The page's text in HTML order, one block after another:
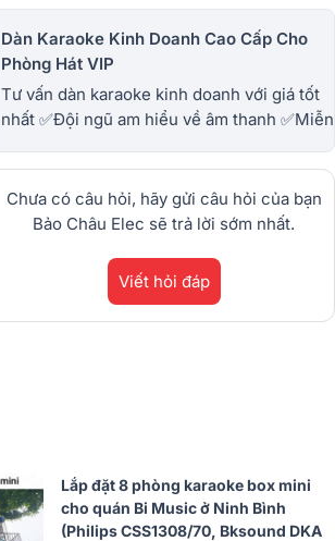
Dàn Karaoke Kinh Doanh Cao Cấp Cho
Phòng Hát VIP
Tư vấn dàn karaoke kinh doanh với giá tốt
nhất ✅Đội ngũ am hiểu về âm thanh ✅Miễn
thuật trọn đời. Hotline 1900.0255
Chưa có câu hỏi, hãy gửi câu hỏi của bạn
Bảo Châu Elec sẽ trả lời sớm nhất.
Viết hỏi đáp
Lắp đặt 8 phòng karaoke box mini
cho quán Bi Music ở Ninh Bình
(Philips CSS1308/70, Bksound DKA